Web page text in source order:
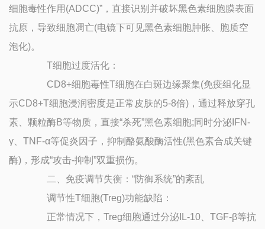
细胞毒性作用(ADCC)”，直接识别并破坏黑色素细胞膜表面
抗原，导致细胞凋亡(电镜下可见黑色素细胞肿胀、胞质空
泡化)。
T细胞过度活化：
CD8+细胞毒性T细胞在白斑边缘聚集(免疫组化显
示CD8+T细胞浸润密度是正常皮肤的5-8倍)，通过释放穿孔
素、颗粒酶B等物质，直接“杀死”黑色素细胞;同时分泌IFN-
γ、TNF-α等促炎因子，抑制酪氨酸酶活性(黑色素合成关键
酶)，形成“攻击-抑制”双重损伤。
二、免疫调节失衡：“防御系统”的紊乱
调节性T细胞(Treg)功能缺陷：
正常情况下，Treg细胞通过分泌IL-10、TGF-β等抗